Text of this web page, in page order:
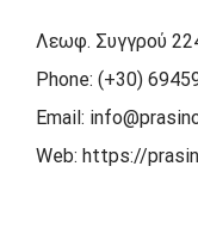
Λεωφ. Συγγρού
Phone: (+30)
Email:
Web: https://